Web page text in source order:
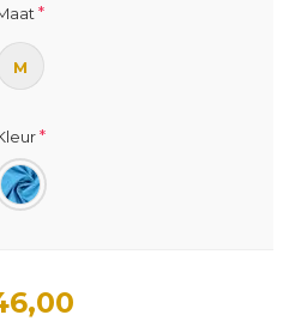
*
M
*